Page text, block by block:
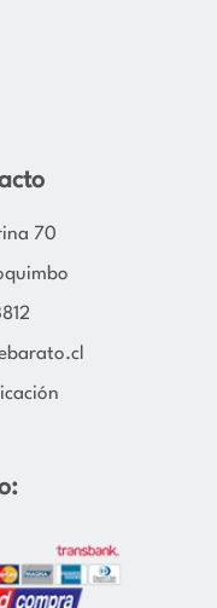
70